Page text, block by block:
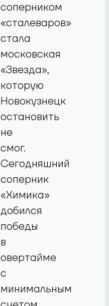
соперником
«сталеваров»
стала
московская
«Звезда»,
которую
Новокузнецк
остановить
не
смог.
Сегодняшний
соперник
«Химика»
добился
победы
в
овертайме
с
минимальным